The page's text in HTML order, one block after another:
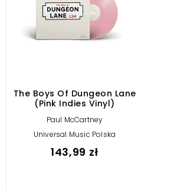
The Boys Of Dungeon Lane
(Pink Indies Vinyl)
Paul McCartney
Universal Music Polska
143,99 zł